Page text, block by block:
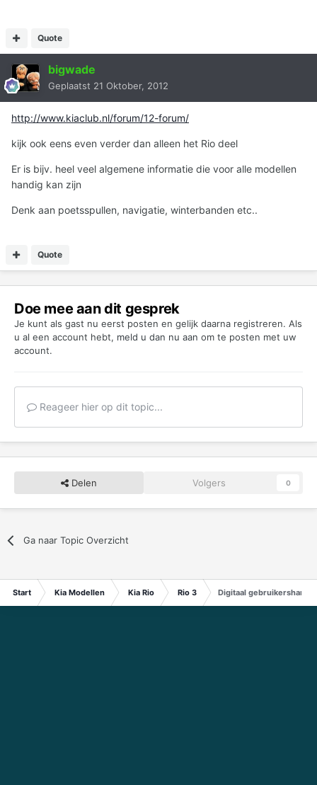
Quote
bigwade
Geplaatst 21 Oktober, 2012
http://www.kiaclub.nl/forum/12-forum/
kijk ook eens even verder dan alleen het Rio deel
Er is bijv. heel veel algemene informatie die voor alle modellen
handig kan zijn
Denk aan poetsspullen, navigatie, winterbanden etc..
Quote
Doe mee aan dit gesprek
Je kunt als gast nu eerst posten en gelijk daarna registreren. Als
u al een account hebt, meld u dan nu aan om te posten met uw
account.
Reageer hier op dit topic...
Delen Volgers 0
Ga naar Topic Overzicht
Start Kia Modellen Kia Rio Rio 3 Digitaal